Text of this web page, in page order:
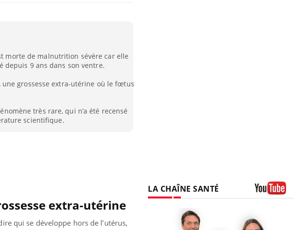
morte de malnutrition sévère car elle
depuis 9 ans dans son ventre.
une grossesse extra-utérine où le fœtus
très rare, qui n’a été recensé
scientifique.
extra-utérine
qui se développe hors de l’utérus,
LA CHAÎNE SANTÉ